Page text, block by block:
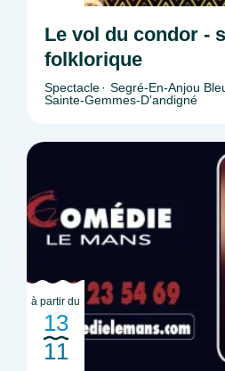
Le vol du condor -
folklorique
Spectacle
Segré-En-Anjou
Sainte-Gemmes-D'andigné
à partir du
13
11